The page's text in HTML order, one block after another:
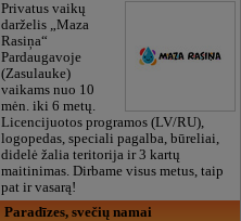
Privatus vaikų
darželis „Maza
Rasiņa“
Pardaugavoje
(Zasulauke)
vaikams nuo 10
mėn. iki 6 metų.
Licencijuotos programos (LV/RU),
logopedas, speciali pagalba, būreliai,
didelė žalia teritorija ir 3 kartų
maitinimas. Dirbame visus metus, taip
pat ir vasarą!
Paradīzes, svečių namai